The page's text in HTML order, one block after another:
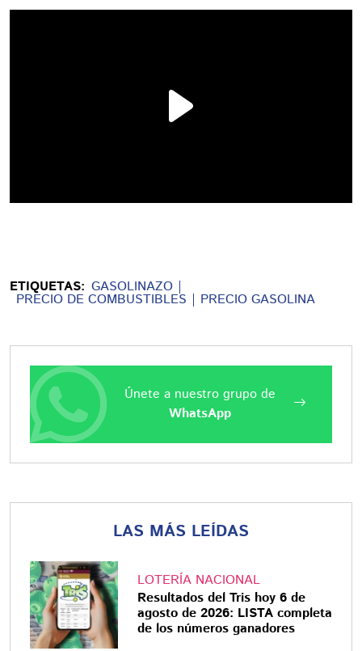
ETIQUETAS: GASOLINAZO
PRECIO DE COMBUSTIBLES PRECIO GASOLINA
Únete a nuestro grupo de
WhatsApp
LAS MÁS LEÍDAS
LOTERÍA NACIONAL
Resultados del Tris hoy 6 de
agosto de 2026: LISTA completa
de los números ganadores